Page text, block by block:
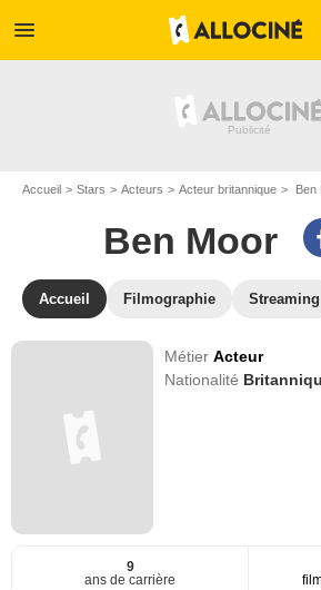
menu
Accueil Stars Acteurs Acteur britannique Ben
Ben Moor
Accueil Filmographie Streaming
MétierActeur
Nationalité
9
ans de carrière